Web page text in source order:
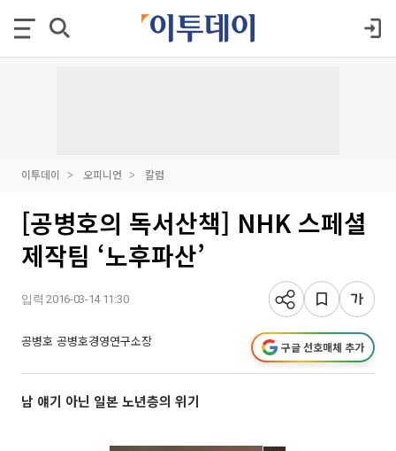
이투데이 오피니언 칼럼
[공병호의 독서산책] NHK 스페셜
제작팀 ‘노후파산’
입력 2016-03-14 11:30
공병호 공병호경영연구소장 구글 선호매체 추가
남 얘기 아닌 일본 노년층의 위기